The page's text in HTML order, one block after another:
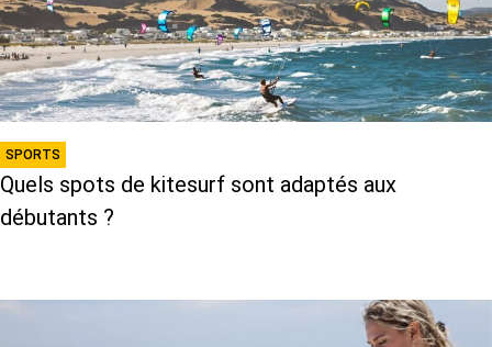
SPORTS
Quels spots de kitesurf sont adaptés aux
débutants ?